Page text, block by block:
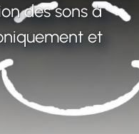
des sons à
et